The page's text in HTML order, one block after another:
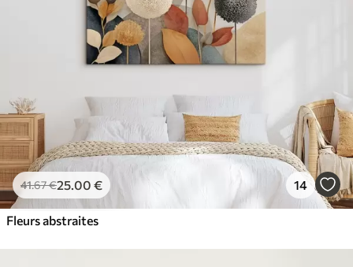
41.67€25.00 € 14
Fleurs abstraites